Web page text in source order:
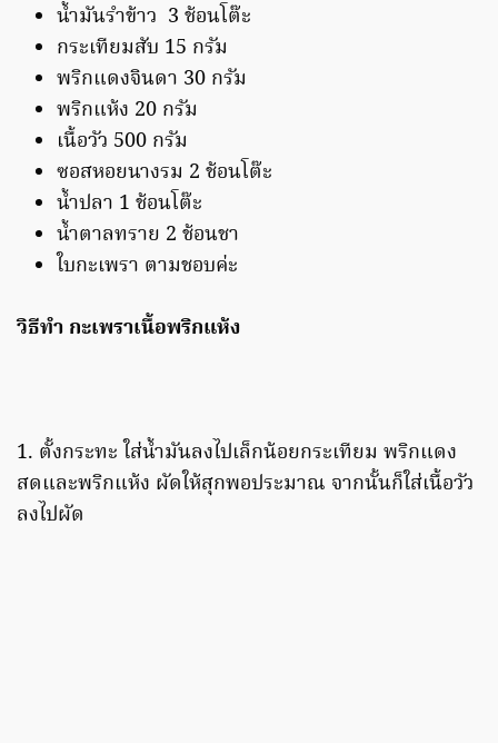
น้ำมันรำข้าว 3 ช้อนโต๊ะ
กระเทียมสับ 15 กรัม
พริกแดงจินดา 30 กรัม
พริกแห้ง 20 กรัม
เนื้อวัว 500 กรัม
ซอสหอยนางรม 2 ช้อนโต๊ะ
น้ำปลา 1 ช้อนโต๊ะ
น้ำตาลทราย 2 ช้อนชา
ใบกะเพรา ตามชอบค่ะ
วิธีทำ กะเพราเนื้อพริกแห้ง
1. ตั้งกระทะ ใส่น้ำมันลงไปเล็กน้อยกระเทียม พริกแดง
สดและพริกแห้ง ผัดให้สุกพอประมาณ จากนั้นก็ใส่เนื้อวัว
ลงไปผัด